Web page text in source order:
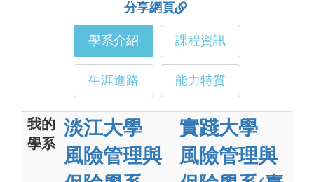
分享網頁
學系介紹 課程資訊
生涯進路 能力特質
我的
學系
淡江大學
風險管理與
實踐大學
風險管理與